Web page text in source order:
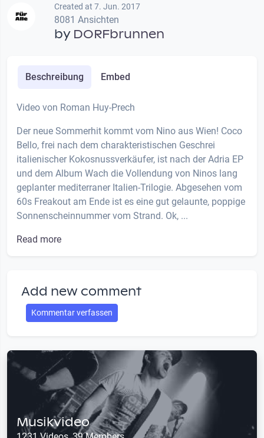
Created at 7. Jun. 2017
8081 Ansichten
by DORFbrunnen
Beschreibung Embed
Video von Roman Huy-Prech
Der neue Sommerhit kommt vom Nino aus Wien! Coco
Bello, frei nach dem charakteristischen Geschrei
italienischer Kokosnussverkäufer, ist nach der Adria EP
und dem Album Wach die Vollendung von Ninos lang
geplanter mediterraner Italien-Trilogie. Abgesehen vom
60s Freakout am Ende ist es eine gut gelaunte, poppige
Sonnenscheinnummer vom Strand. Ok, ...
Read more
Add new comment
Kommentar verfassen
Musikvideo